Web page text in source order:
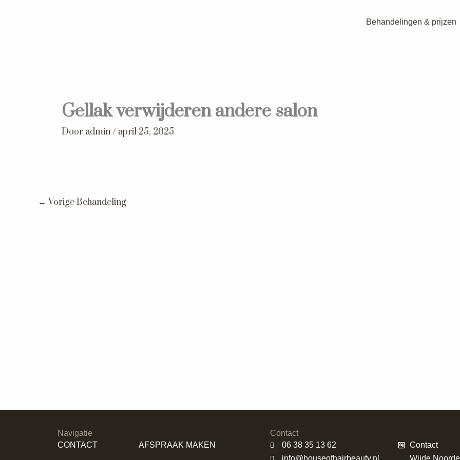
Behandelingen & prijzen
Gellak verwijderen andere salon
Door admin/ april 25, 2025
← Vorige Behandeling
Navigatie
CONTACT
AFSPRAAK MAKEN
Contact
06 38 35 13 62
info@houseofhairbeauty.nl
Contact
Wijde